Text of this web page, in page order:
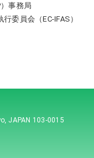
事務局
委員会（EC-IFAS）
JAPAN 103-0015